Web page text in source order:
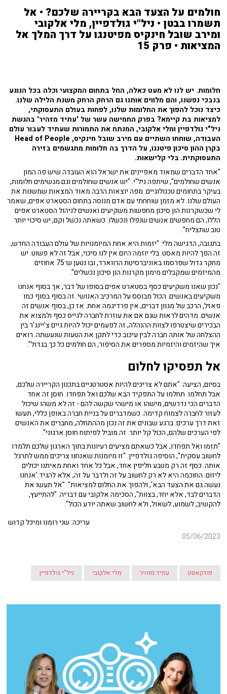
חולמים על הצעד הבא בקריירה שלכם? • אל
תשמרו בבטן • ניל"י גולדפיין, מלי אלקובי
ומירב שובל חינקיס מפיטנגו על דרך המלך אל
המציאות • פרק 15
חלומות. יש לנו לא מעט כאלה, החל בתחום המקצועי וכלה בכל הנוגע
בנבכי נפשנו, והם מלווים אותנו גם הרחק הרחק משנת הלילה שלנו.
כיצד נוכל להפוך את החלומות שלנו, לפחות בעולם התעסוקתי,
למציאות בת קיימא? בפרק החמישה עשר של 'עתיד מזהיר' בהגשת
ניל"י גולדפיין ומלי אלקובי, המנתח את התמורות שעתיד לעבור עולם
העבודה, שוחחו השתיים עם מירב שובל חינקיס, Head of People
בקרן ההון סיכון פיטנגו, על הדרך בה חלומות מתגשמים בזירה
התעסוקתית. בלי קלישאות.
"אחד הדברים שמאוד מאפיינים את ישראל הוא העובדה שיש פה המון
אנשים שחולמים", שיתפה ניל"י. "יש אנשים שחולמים וגם מגשימים חלומות,
בעיקר בתחומים טכנולוגיים. מפה יוצאות הרבה מאוד המצאות שמשנות את
העולם שלנו. לא מזמן שוחחתי עם אדם מנוסה בתחום הסטארט אפים, שאמר
לי שכשקרנות הון סיכון מחפשות משקיעים ואנשים לניהול הסטארט אפים
הללו, הם מחפשים אנשים שנפלו ונכשלו. כשאתה נכשל וקם, יש סיכוי יותר
טוב שתצליח".
בתגובה, הדגישה מלי: "יזמות היא אחת המיומנויות של עולם העבודה החדש,
זה הפך להיות מאסט. בלי יוזמה היום אין לנו סיכוי, אבל זה לא פשוט. יש
מחקר גדול שפרסמו באוניברסיטת הרווארד, ובו נטען ש־75 אחוזים
מהמיזמים שמקבלים מימון מקרנות הון סיכון נכשלים".
"נכון שאנו משקיעים כסף בסטארט אפיםבסופו של דבר, אך בסוף אנחנו
משקיעים באנשים. הכול מבוסס על המרכיב האנושי. זה בסוף בסוף כמו
פאזל, הרכב של מגוון דברים, אין פרדיגמה אחת. אז כן, בסוף אנשים זה
אנשים. מדהים לראות שגם אם את עוזרת לחברה לגייס כסף ולמצוא את
הבכירים שיצטרפו לצוות ההנהלה, זה לפעמים יכול להיות גיים צ'יינג'ר בין
ההצלחה של אותה חברה לבין עיכוב כדי לתקן את הטעות שנעשתה. רואים
איך שהיזמים והיזמיות מספרים את הסיפור, הם חולמים כל כך בגדול".
אל תפסיקו לחלום
בסיום, הציעה: "אתם לא צריכים להיות אסטרטגיים בתכנון הקריירה שלכם,
אבל תחלמו. תחלמו על התפקיד הבא שלכם ואל תפחדו. חוסן זה אחד
הדברים הכי נדרשים, מישהו או מישהי שקשה להם - זה לא משהו שיכול
לעזור לחברה לצמוח קדימה. כשמדברים על בניית חברה באופן כללי, תעשו
זאת דרך ערכים. ברגע שבונים את זה נכון מההתחלה, מחברים את האנשים
לפי הערכים שלהם, הכול קל יותר. זה מוביל לפיתוח חוסן ארגוני".
"תזמו ואל תפחדו, אבל כשאתם מציעים רעיונות בתוך הארגון שלכם תלמדו
לחשוב עסקית", הוסיפה גולדפיין. "זו מיומנות שאנחנו צריכים ממש לתרגל
אותה. כסף זה רק מטבע חליפין אחד, אבל כל אחד ואחת מאיתנו יכולים
ליזום. החוכמה היא לא רק לחשוב על זה ולדבר על זה, אלא להגיד 'אנחנו
נעשה גם את הצעד הבא', ולהפוך את החלום למציאות". "אל תעשו את
הדברים לבד, אלא יחד, בצוות", הסכימה אלקובי עם דבריה. "להתייעץ,
להקשיב, לשמוע, לשאול, ולא לחשוב שאתה יודע הכול".
עריכה: שני רומנו ומיכל קדוש
05/06/2023
פודקאסט עתיד מזהיר מלי אלקובי ניל"י גולדפיין